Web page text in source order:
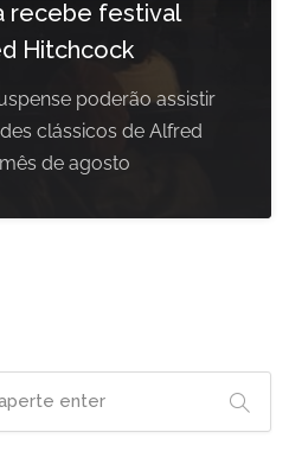
recebe festival
Hitchcock
poderão assistir
clássicos de Alfred
de agosto